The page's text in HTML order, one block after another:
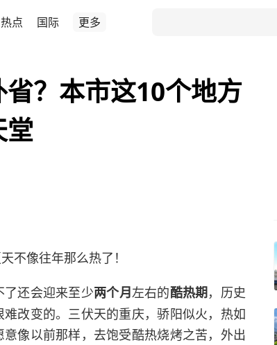
热点 国际 更多
？本市这10个地方
堂
不像往年那么热了！
还会迎来至少两个月左右的酷热期，历史
改变的。三伏天的重庆，骄阳似火，热如
像以前那样，去饱受酷热烧烤之苦，外出